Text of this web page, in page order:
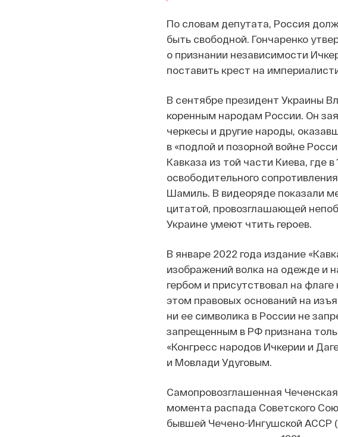
По словам депутата, Россия
быть свободной. Гончаренко
о признании независимости
поставить крест на
В сентябре президент Украины
коренным народам России. Он
черкесы и другие народы,
в «подлой и позорной войне
Кавказа из той части Киева, где
освободительного
Шамиль. В видеоряде показали
цитатой, провозглашающей
Украине умеют чтить героев.
В январе 2022 года издание
изображений волка на одежде и
гербом и присутствовал на
этом правовых оснований на
ни ее символика в России не
запрещенным в РФ признана
«Конгресс народов Ичкерии и
и Мовлади Удуговым.
Самопровозглашенная
момента распада Советского
бывшей Чечено-Ингушской АССР